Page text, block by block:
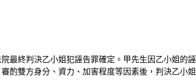
最終判決乙小姐犯誣告罪確定。甲先生因乙小姐的
雙方身分、資力、加害程度等因素後，判決乙小